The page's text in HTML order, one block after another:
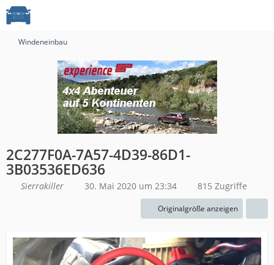
Windeneinbau
2C277F0A-7A57-4D39-86D1-
3B03536ED636
Sierrakiller 30. Mai 2020 um 23:34 815 Zugriffe
Originalgröße anzeigen